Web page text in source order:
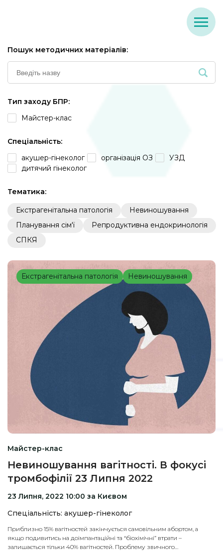
Пошук методичних матеріалів:
Тип заходу БПР:
Майстер-клас
Спеціальність:
акушер-гінеколог
організація ОЗ
УЗД
дитячий гінеколог
Тематика:
Екстрагенітальна патологія
Невиношування
Планування сім'ї
Репродуктивна ендокринологія
СПКЯ
Екстрагенітальна патологія Невиношування
Майстер-клас
Невиношування вагітності. В фокусі
тромбофілії 23 Липня 2022
23 Липня, 2022 10:00 за Києвом
Спеціальність: акушер-гінеколог
Приблизно 15% вагітностей закінчується самовільним абортом, а
якщо подивитись на доімпантаційні та “біохімічні” втрати –
залишається тільки 40% вагітностей. Проблему звичного